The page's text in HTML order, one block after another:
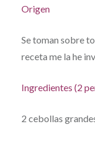
Origen
Se toman sobre
receta me la he
Ingredientes (2
2 cebollas